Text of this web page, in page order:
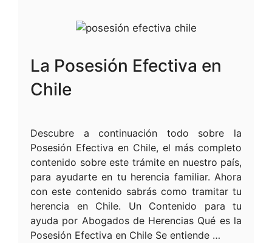
La Posesión Efectiva en
Chile
Descubre a continuación todo sobre la
Posesión Efectiva en Chile, el más completo
contenido sobre este trámite en nuestro país,
para ayudarte en tu herencia familiar. Ahora
con este contenido sabrás como tramitar tu
herencia en Chile. Un Contenido para tu
ayuda por Abogados de Herencias Qué es la
Posesión Efectiva en Chile Se entiende …